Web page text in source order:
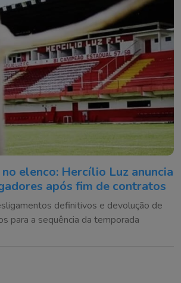
elenco: Hercílio Luz anuncia
após fim de contratos
definitivos e devolução de
para a sequência da temporada